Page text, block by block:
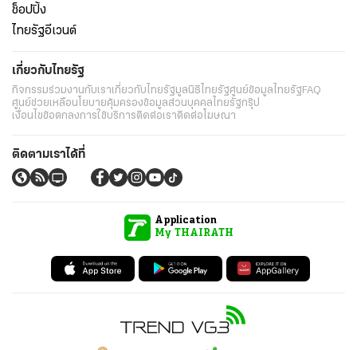
ช็อปปิ้ง
ไทยรัฐอีเวนต์
เกี่ยวกับไทยรัฐ
กิจกรรมร่วมงานกับเราเกี่ยวกับไทยรัฐมูลนิธิไทยรัฐศูนย์ข้อมูลไทยรัฐFAQ
ศูนย์ช่วยเหลือนโยบายคุ้มครองข้อมูลส่วนบุคคลไทยรัฐกรุ๊ป
เงื่อนไขข้อตกลงการใช้บริการติดต่อเราติดต่อโฆษณา
ติดตามเราได้ที่
Application
My THAIRATH